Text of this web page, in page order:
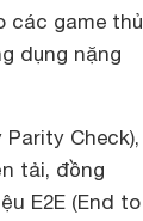
các game thủ
dụng nặng
Check),
tải, đồng
E2E (End to